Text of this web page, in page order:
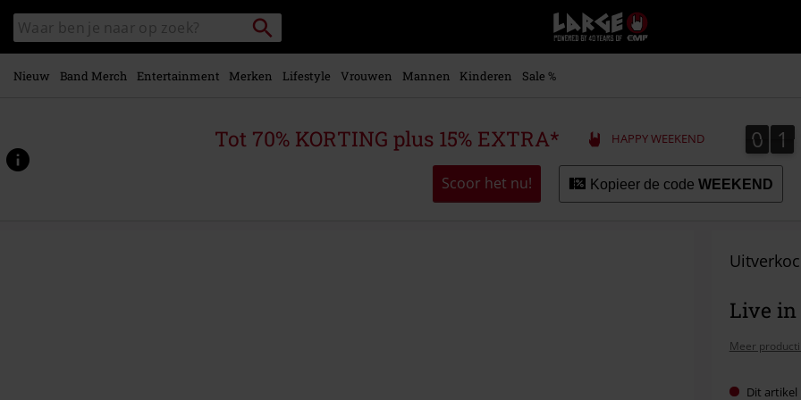
naar
hoofdinhoud
Zoek
in
catalogus
Packstation
zoeken
Large
–
Muziek-,
+
kleding
Nieuw Band Merch Entertainment Merken Lifestyle Vrouwen Mannen Kinderen Sale %
Tot 70% KORTING plus 15% EXTRA* HAPPY WEEKEND 0
0 1
1
Scoor het nu! Kopieer de code WEEKEND
Live in
Meer
Dit artikel